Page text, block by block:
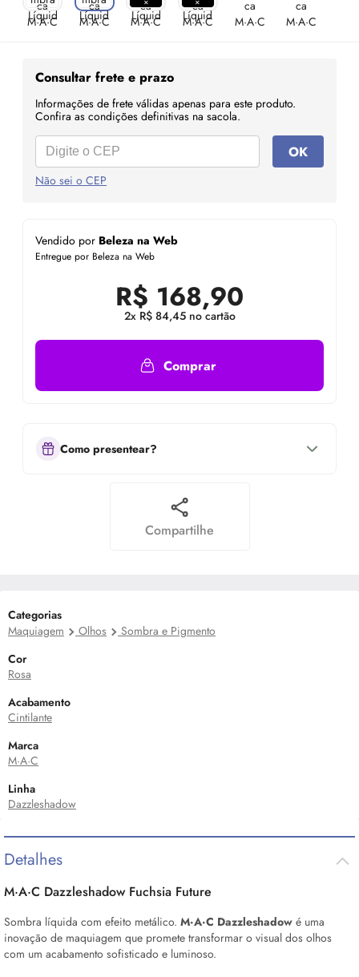
Consultar frete e prazo
Informações de frete válidas apenas para este produto.
Confira as condições definitivas na sacola.
OK
Não sei o CEP
Vendido por Beleza na Web
Entregue por Beleza na Web
R$ 168,90
2x R$ 84,45 no cartão
Comprar
Como presentear?
Compartilhe
Categorias
Maquiagem
Olhos
Sombra e Pigmento
Cor
Rosa
Acabamento
Cintilante
Marca
M·A·C
Linha
Dazzleshadow
Detalhes
M·A·C Dazzleshadow Fuchsia Future
Sombra líquida com efeito metálico. M·A·C Dazzleshadow é uma
inovação de maquiagem que promete transformar o visual dos olhos
com um acabamento sofisticado e luminoso.